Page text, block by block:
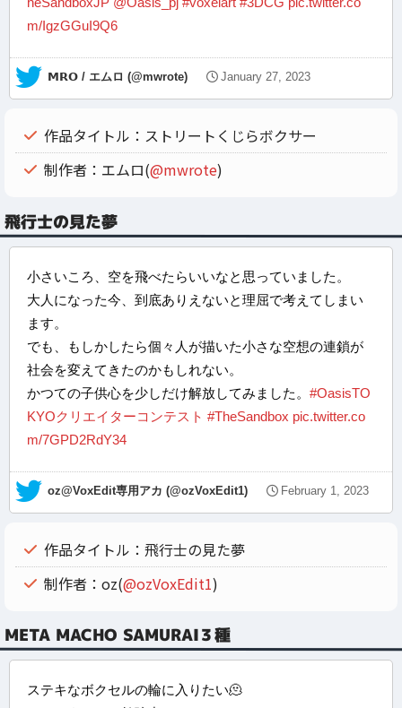
m/IgzGGuI9Q6
— 𝗠𝗥𝗢 / エムロ (@mwrote) January 27, 2023
作品タイトル：ストリートくじらボクサー
制作者：エムロ(@mwrote)
飛行士の見た夢
小さいころ、空を飛べたらいいなと思っていました。
大人になった今、到底ありえないと理屈で考えてしまい
ます。
でも、もしかしたら個々人が描いた小さな空想の連鎖が
社会を変えてきたのかもしれない。
かつての子供心を少しだけ解放してみました。 #OasisTO
KYOクリエイターコンテスト #TheSandbox pic.twitter.co
m/7GPD2RdY34
— oz@VoxEdit専用アカ (@ozVoxEdit1) February 1, 2023
作品タイトル：飛行士の見た夢
制作者：oz(@ozVoxEdit1)
META MACHO SAMURAI３種
ステキなボクセルの輪に入りたい🫠